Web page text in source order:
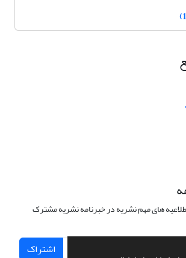
های مهم نشریه در خبرنامه نشریه مشترک
اشتراک